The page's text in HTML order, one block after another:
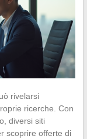
rivelarsi
ricerche. Con
diversi siti
scoprire offerte di